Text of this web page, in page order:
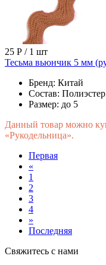
25 Р / 1 шт
Тесьма вьюнчик 5 мм
Бренд: Китай
Состав:
Размер: до 5
Данный товар можно
«Рукодельница».
Первая
«
1
2
3
4
»
Последняя
Свяжитесь с нами